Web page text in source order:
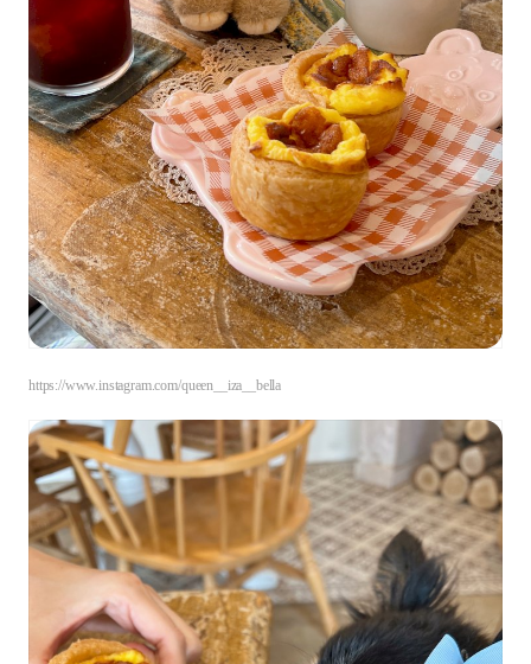
https://www.instagram.com/queen__iza__bella